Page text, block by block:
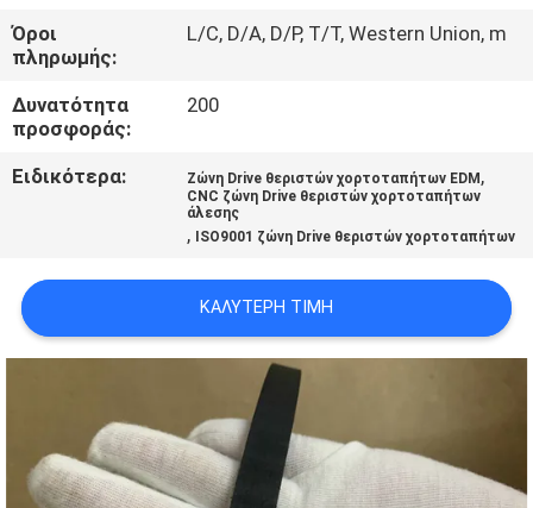
ΕΙΔΉΣΕΙΣ
ΖΗΤΉΣΤΕ
ΈΝΑ
ΑΠΌΣΠΑΣΜΑ
PRIVACY
Όροι
πληρωμής:
L/C, D/A, D/P, T/T, Western Union, m
Δυνατότητα
προσφοράς:
200
Ειδικότερα: Ζώνη Drive θεριστών χορτοταπήτων EDM ,
CNC ζώνη Drive θεριστών χορτοταπήτων
άλεσης
, ISO9001 ζώνη Drive θεριστών χορτοταπήτων
ΚΑΛΎΤΕΡΗ ΤΙΜΉ